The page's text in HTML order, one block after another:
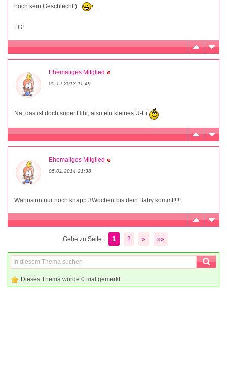
noch kein Geschlecht )
LG!
Ehemaliges Mitglied
05.12.2013 11:49
Na, das ist doch super.Hihi, also ein kleines Ü-Ei
Ehemaliges Mitglied
05.01.2014 21:38
Wahnsinn nur noch knapp 3Wochen bis dein Baby kommt!!!!!
Gehe zu Seite: 1 2 » »»
Dieses Thema wurde 0 mal gemerkt